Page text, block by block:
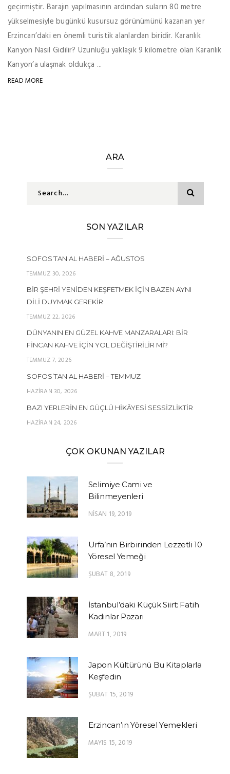
geçirmiştir. Barajın yapılmasının ardından suların 80 metre
yükselmesiyle bugünkü kusursuz görünümünü kazanan yer
Erzincan’daki en önemli turistik alanlardan biridir. Karanlık
Kanyon Nasıl Gidilir? Uzunluğu yaklaşık 9 kilometre olan Karanlık
Kanyon’a ulaşmak oldukça ...
READ MORE
ARA
SON YAZILAR
SOFOS’TAN AL HABERI – AĞUSTOS
TEMMUZ 30, 2026
BIR ŞEHRI YENIDEN KEŞFETMEK İÇIN BAZEN AYNI
DILI DUYMAK GEREKIR
TEMMUZ 22, 2026
DÜNYANIN EN GÜZEL KAHVE MANZARALARI: BIR
FINCAN KAHVE İÇIN YOL DEĞIŞTIRILIR MI?
TEMMUZ 7, 2026
SOFOS’TAN AL HABERI – TEMMUZ
HAZIRAN 30, 2026
BAZI YERLERIN EN GÜÇLÜ HIKÂYESI SESSIZLIKTIR
HAZIRAN 24, 2026
ÇOK OKUNAN YAZILAR
Selimiye Cami ve
Bilinmeyenleri
NISAN 19, 2019
Urfa’nın Birbirinden Lezzetli 10
Yöresel Yemeği
ŞUBAT 8, 2019
İstanbul’daki Küçük Siirt: Fatih
Kadınlar Pazarı
MART 1, 2019
Japon Kültürünü Bu Kitaplarla
Keşfedin
ŞUBAT 15, 2019
Erzincan’ın Yöresel Yemekleri
MAYIS 15, 2019